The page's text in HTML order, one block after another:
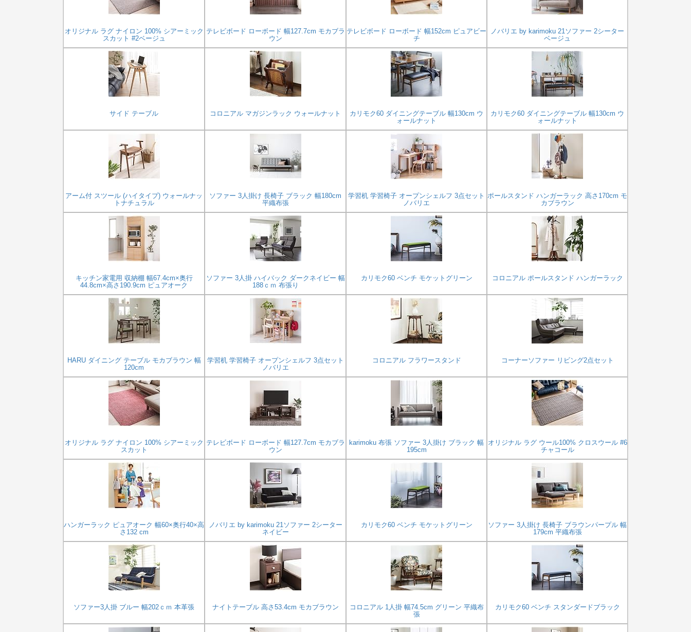
オリジナル ラグ ナイロン 100% シアーミック
スカット #2ベージュ
テレビボード ローボード 幅127.7cm モカブラ
ウン
テレビボード ローボード 幅152cm ピュアビー
チ
ノバリエ by karimoku 21ソファー 2シーター
ベージュ
サイド テーブル コロニアル マガジンラック ウォールナット
カリモク60 ダイニングテーブル 幅130cm ウ
ォールナット
カリモク60 ダイニングテーブル 幅130cm ウ
ォールナット
アーム付 スツール (ハイタイプ) ウォールナッ
トナチュラル
ソファー 3人掛け 長椅子 ブラック 幅180cm
平織布張
学習机 学習椅子 オープンシェルフ 3点セット
ノバリエ
ポールスタンド ハンガーラック 高さ170cm モ
カブラウン
キッチン家電用 収納棚 幅67.4cm×奥行
44.8cm×高さ190.9cm ピュアオーク
ソファー 3人掛 ハイバック ダークネイビー 幅
188ｃｍ 布張り
カリモク60 ベンチ モケットグリーン コロニアル ポールスタンド ハンガーラック
HARU ダイニング テーブル モカブラウン 幅
120cm
学習机 学習椅子 オープンシェルフ 3点セット
ノバリエ
コロニアル フラワースタンド コーナーソファー リビング2点セット
オリジナル ラグ ナイロン 100% シアーミック
スカット
テレビボード ローボード 幅127.7cm モカブラ
ウン
karimoku 布張 ソファー 3人掛け ブラック 幅
195cm
オリジナル ラグ ウール100% クロスウール #6
チャコール
ハンガーラック ピュアオーク 幅60×奥行40×高
さ132 cm
ノバリエ by karimoku 21ソファー 2シーター
ネイビー
カリモク60 ベンチ モケットグリーン
ソファー 3人掛け 長椅子 ブラウンパープル 幅
179cm 平織布張
ソファー3人掛 ブルー 幅202ｃｍ 本革張 ナイトテーブル 高さ53.4cm モカブラウン
コロニアル 1人掛 幅74.5cm グリーン 平織布
張
カリモク60 ベンチ スタンダードブラック